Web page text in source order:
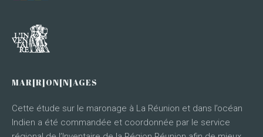
MAR[R]ON[N]AGES
Cette étude sur le maronage à La Réunion et dans l’océan
Indien a été commandée et coordonnée par le service